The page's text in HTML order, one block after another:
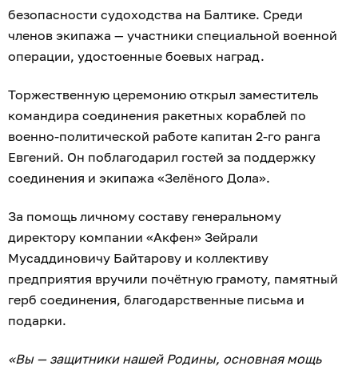
безопасности судоходства на Балтике. Среди
членов экипажа — участники специальной военной
операции, удостоенные боевых наград.
Торжественную церемонию открыл заместитель
командира соединения ракетных кораблей по
военно-политической работе капитан 2-го ранга
Евгений. Он поблагодарил гостей за поддержку
соединения и экипажа «Зелёного Дола».
За помощь личному составу генеральному
директору компании «Акфен» Зейрали
Мусаддиновичу Байтарову и коллективу
предприятия вручили почётную грамоту, памятный
герб соединения, благодарственные письма и
подарки.
«Вы — защитники нашей Родины, основная мощь